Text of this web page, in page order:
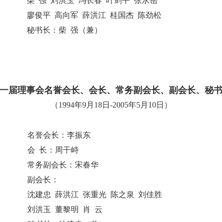
廖俊平 高向军 薛洪江 桂国杰 陈劲松
秘书长：柴 强（兼）
届理事会名誉会长、会长、常务副会长、副会长、秘
（1994年9月18日-2005年5月10日）
名誉会长：李振东
会 长：周干峙
常务副会长：宋春华
副会长：
沈建忠 薛洪江 张重光 陈之泉 刘佳胜
刘洪玉 董黎明 肖 云